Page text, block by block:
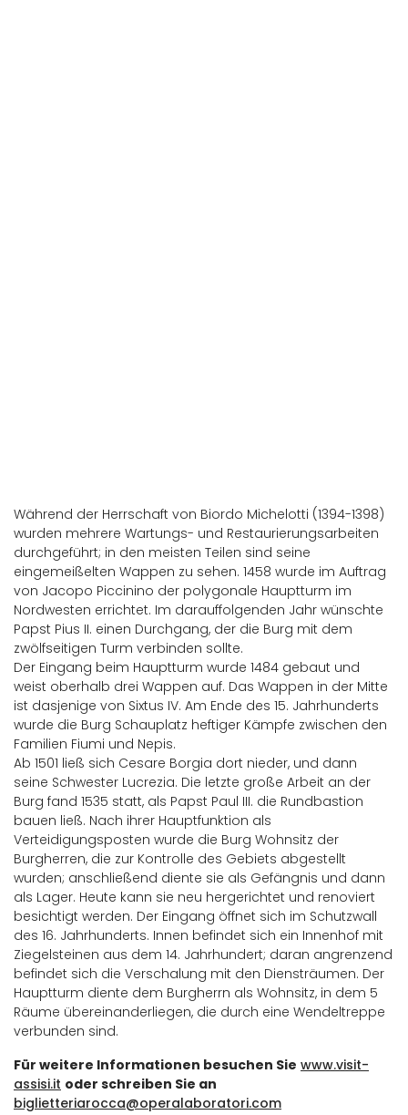
Während der Herrschaft von Biordo Michelotti (1394-1398)
wurden mehrere Wartungs- und Restaurierungsarbeiten
durchgeführt; in den meisten Teilen sind seine
eingemeißelten Wappen zu sehen. 1458 wurde im Auftrag
von Jacopo Piccinino der polygonale Hauptturm im
Nordwesten errichtet. Im darauffolgenden Jahr wünschte
Papst Pius II. einen Durchgang, der die Burg mit dem
zwölfseitigen Turm verbinden sollte.
Der Eingang beim Hauptturm wurde 1484 gebaut und
weist oberhalb drei Wappen auf. Das Wappen in der Mitte
ist dasjenige von Sixtus IV. Am Ende des 15. Jahrhunderts
wurde die Burg Schauplatz heftiger Kämpfe zwischen den
Familien Fiumi und Nepis.
Ab 1501 ließ sich Cesare Borgia dort nieder, und dann
seine Schwester Lucrezia. Die letzte große Arbeit an der
Burg fand 1535 statt, als Papst Paul III. die Rundbastion
bauen ließ. Nach ihrer Hauptfunktion als
Verteidigungsposten wurde die Burg Wohnsitz der
Burgherren, die zur Kontrolle des Gebiets abgestellt
wurden; anschließend diente sie als Gefängnis und dann
als Lager. Heute kann sie neu hergerichtet und renoviert
besichtigt werden. Der Eingang öffnet sich im Schutzwall
des 16. Jahrhunderts. Innen befindet sich ein Innenhof mit
Ziegelsteinen aus dem 14. Jahrhundert; daran angrenzend
befindet sich die Verschalung mit den Diensträumen. Der
Hauptturm diente dem Burgherrn als Wohnsitz, in dem 5
Räume übereinanderliegen, die durch eine Wendeltreppe
verbunden sind.
Für weitere Informationen besuchen Sie www.visit-
assisi.it oder schreiben Sie an
biglietteriarocca@operalaboratori.com